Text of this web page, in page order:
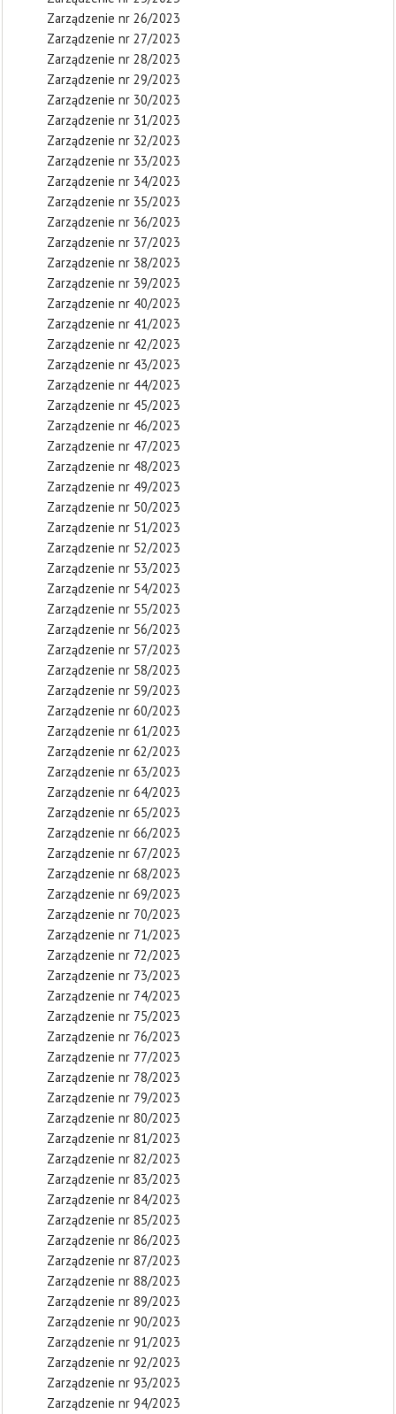
Zarządzenie nr 26/2023
Zarządzenie nr 27/2023
Zarządzenie nr 28/2023
Zarządzenie nr 29/2023
Zarządzenie nr 30/2023
Zarządzenie nr 31/2023
Zarządzenie nr 32/2023
Zarządzenie nr 33/2023
Zarządzenie nr 34/2023
Zarządzenie nr 35/2023
Zarządzenie nr 36/2023
Zarządzenie nr 37/2023
Zarządzenie nr 38/2023
Zarządzenie nr 39/2023
Zarządzenie nr 40/2023
Zarządzenie nr 41/2023
Zarządzenie nr 42/2023
Zarządzenie nr 43/2023
Zarządzenie nr 44/2023
Zarządzenie nr 45/2023
Zarządzenie nr 46/2023
Zarządzenie nr 47/2023
Zarządzenie nr 48/2023
Zarządzenie nr 49/2023
Zarządzenie nr 50/2023
Zarządzenie nr 51/2023
Zarządzenie nr 52/2023
Zarządzenie nr 53/2023
Zarządzenie nr 54/2023
Zarządzenie nr 55/2023
Zarządzenie nr 56/2023
Zarządzenie nr 57/2023
Zarządzenie nr 58/2023
Zarządzenie nr 59/2023
Zarządzenie nr 60/2023
Zarządzenie nr 61/2023
Zarządzenie nr 62/2023
Zarządzenie nr 63/2023
Zarządzenie nr 64/2023
Zarządzenie nr 65/2023
Zarządzenie nr 66/2023
Zarządzenie nr 67/2023
Zarządzenie nr 68/2023
Zarządzenie nr 69/2023
Zarządzenie nr 70/2023
Zarządzenie nr 71/2023
Zarządzenie nr 72/2023
Zarządzenie nr 73/2023
Zarządzenie nr 74/2023
Zarządzenie nr 75/2023
Zarządzenie nr 76/2023
Zarządzenie nr 77/2023
Zarządzenie nr 78/2023
Zarządzenie nr 79/2023
Zarządzenie nr 80/2023
Zarządzenie nr 81/2023
Zarządzenie nr 82/2023
Zarządzenie nr 83/2023
Zarządzenie nr 84/2023
Zarządzenie nr 85/2023
Zarządzenie nr 86/2023
Zarządzenie nr 87/2023
Zarządzenie nr 88/2023
Zarządzenie nr 89/2023
Zarządzenie nr 90/2023
Zarządzenie nr 91/2023
Zarządzenie nr 92/2023
Zarządzenie nr 93/2023
Zarządzenie nr 94/2023